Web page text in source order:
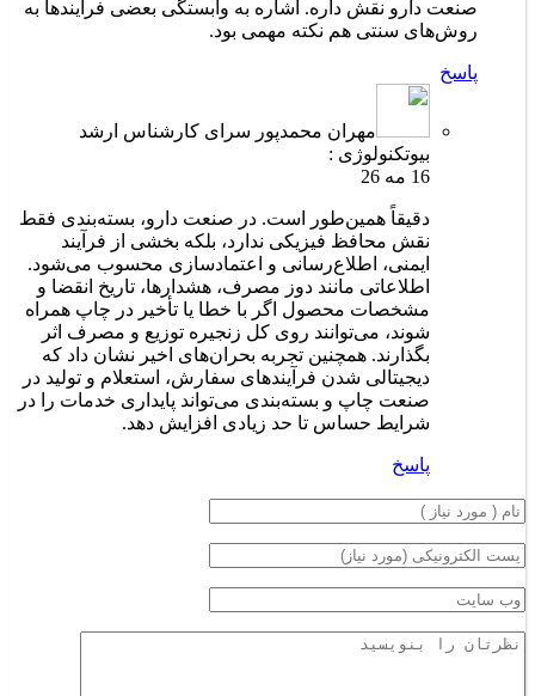
صنعت دارو نقش داره. اشاره به وابستگی بعضی فرآیندها به
روش‌های سنتی هم نکته مهمی بود.
پاسخ
مهران محمدپور سرای کارشناس ارشد
بیوتکنولوژی :
16 مه 26
دقیقاً همین‌طور است. در صنعت دارو، بسته‌بندی فقط
نقش محافظ فیزیکی ندارد، بلکه بخشی از فرآیند
ایمنی، اطلاع‌رسانی و اعتمادسازی محسوب می‌شود.
اطلاعاتی مانند دوز مصرف، هشدارها، تاریخ انقضا و
مشخصات محصول اگر با خطا یا تأخیر در چاپ همراه
شوند، می‌توانند روی کل زنجیره توزیع و مصرف اثر
بگذارند. همچنین تجربه بحران‌های اخیر نشان داد که
دیجیتالی شدن فرآیندهای سفارش، استعلام و تولید در
صنعت چاپ و بسته‌بندی می‌تواند پایداری خدمات را در
شرایط حساس تا حد زیادی افزایش دهد.
پاسخ